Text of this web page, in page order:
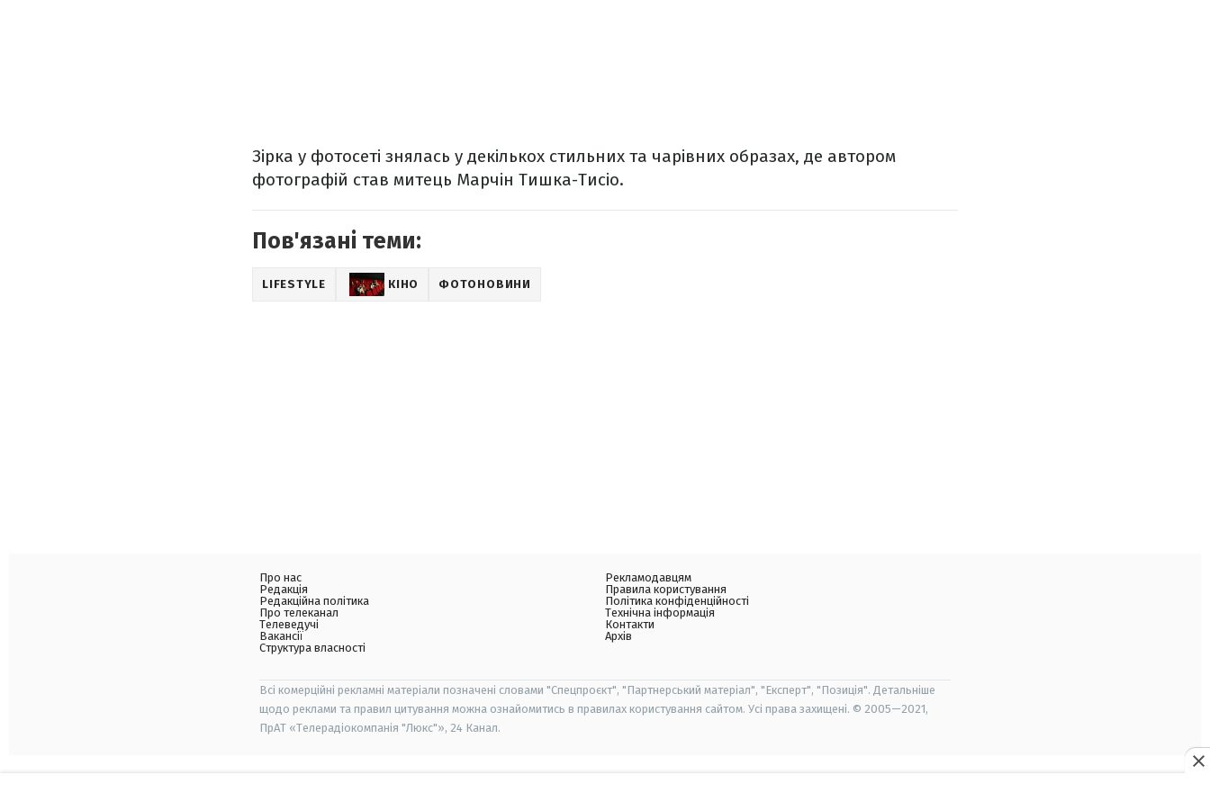
Зірка у фотосеті знялась у декількох стильних та чарівних образах, де автором
фотографій став митець Марчін Тишка-Тисіо.
Пов'язані теми:
LIFESTYLE КІНО ФОТОНОВИНИ
Про нас
Редакція
Редакційна політика
Про телеканал
Телеведучі
Вакансії
Структура власності
Рекламодавцям
Правила користування
Політика конфіденційності
Технічна інформація
Контакти
Архів
Всі комерційні рекламні матеріали позначені словами "Спецпроєкт", "Партнерський матеріал", "Експерт", "Позиція". Детальніше
щодо реклами та правил цитування можна ознайомитись в правилах користування сайтом. Усі права захищені. © 2005—2021,
ПрАТ «Телерадіокомпанія "Люкс"», 24 Канал.